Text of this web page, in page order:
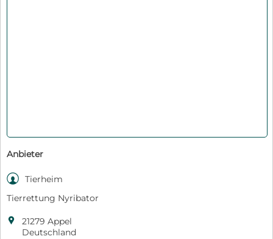
Anbieter
 Tierheim
Tierrettung Nyribator

21279 Appel
Deutschland